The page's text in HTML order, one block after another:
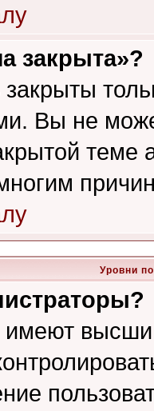
закрыта»?
Вы не
теме
Уровни